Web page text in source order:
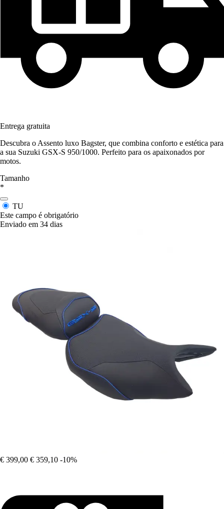
Entrega gratuita
Descubra o Assento luxo Bagster, que combina conforto e estética para
a sua Suzuki GSX-S 950/1000. Perfeito para os apaixonados por
motos.
Tamanho
*
TU
Este campo é obrigatório
Enviado em 34 dias
€ 399,00 € 359,10 -10%